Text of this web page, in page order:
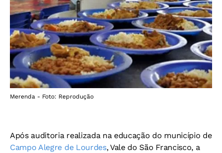
Merenda - Foto: Reprodução
Após auditoria realizada na educação do município de
Campo Alegre de Lourdes, Vale do São Francisco, a